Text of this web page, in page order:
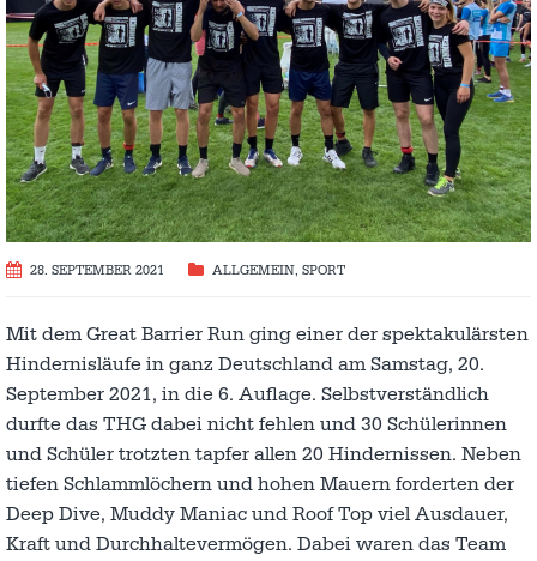
28. SEPTEMBER 2021 ALLGEMEIN, SPORT
Mit dem Great Barrier Run ging einer der spektakulärsten
Hindernisläufe in ganz Deutschland am Samstag, 20.
September 2021, in die 6. Auflage. Selbstverständlich
durfte das THG dabei nicht fehlen und 30 Schülerinnen
und Schüler trotzten tapfer allen 20 Hindernissen. Neben
tiefen Schlammlöchern und hohen Mauern forderten der
Deep Dive, Muddy Maniac und Roof Top viel Ausdauer,
Kraft und Durchhaltevermögen. Dabei waren das Team